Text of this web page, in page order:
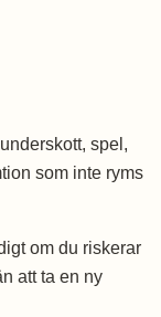
spel,
som inte ryms
om du riskerar
att ta en ny